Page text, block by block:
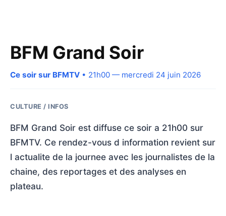
BFM Grand Soir
Ce soir sur BFMTV • 21h00 — mercredi 24 juin 2026
CULTURE / INFOS
BFM Grand Soir est diffuse ce soir a 21h00 sur
BFMTV. Ce rendez-vous d information revient sur
l actualite de la journee avec les journalistes de la
chaine, des reportages et des analyses en
plateau.